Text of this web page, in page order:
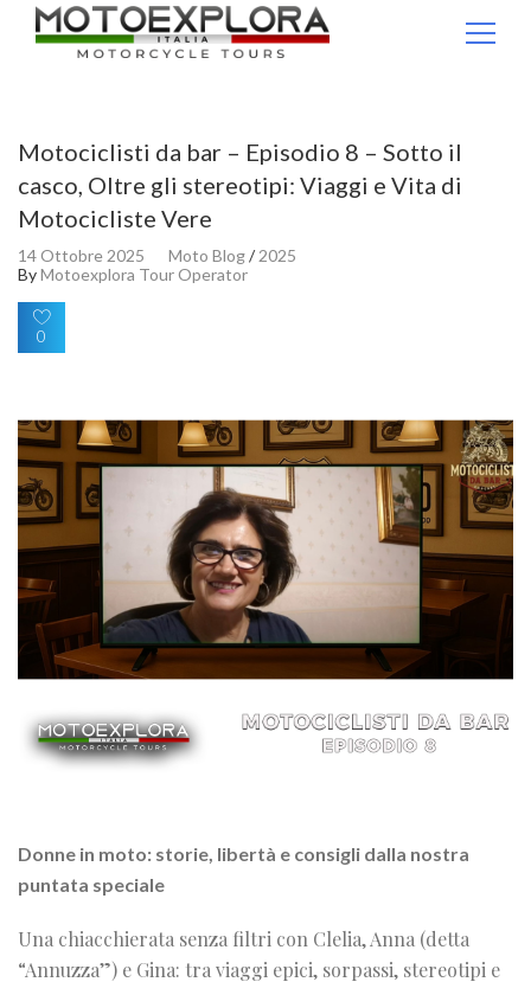
Motociclisti da bar – Episodio 8 – Sotto il
casco, Oltre gli stereotipi: Viaggi e Vita di
Motocicliste Vere
14 Ottobre 2025 Moto Blog/2025
ByMotoexplora Tour Operator
0
Donne in moto: storie, libertà e consigli dalla nostra
puntata speciale
Una chiacchierata senza filtri con Clelia, Anna (detta
“Annuzza”) e Gina: tra viaggi epici, sorpassi, stereotipi e